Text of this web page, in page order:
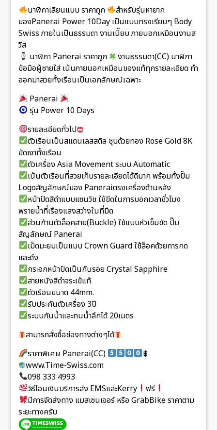
นาฬิกาเลียนแบบ ราคาถูก
สำหรับรุ่นหายาก
ของPanerai Power 10Day เป็นแบบทรงเรียบๆ Body
Swiss ภายในเป็นธรรมดา งานเนี๊ยบ ภายนอกเหมือนงานส
วิส
นาฬิกา Panerai ราคาถูก
งานธรรมดา(CC) นาฬิกา
ข้อมือผู้ชายใส่ เน้นภายนอกเหมือนของแท้ทุกรายละเอียด ทำ
ออกมาสวยทั้งเรือนเป็นเอกลักษณ์เฉพาะ
Panerai
รุ่น Power 10 Days
รายละเอียดทั่วไป
ตัวเรือนเป็นสแตนเลสสติล ชุบด้วยทอง Rose Gold 8K
ขัดเงาทั้งเรือน
ตัวเครื่อง Asia Movement ระบบ Automatic
เน้นตัวเรือนที่สวยเก็บรายละเอียดได้ดีมาก พร้อมทั้งปั๊ม
Logoสัญลักษณ์ของ Paneraiตรงเครื่องด้านหลัง
หน้าปัดสีดำแบบแซนวิช ใช้ขีดในการบอกเวลาชั่วโมง
พรายน้ำที่เรืองแสงสว่างในที่มืด
ส่วนก้านตัวล็อคสาย(Buckle) ใช้แบบหัวเข็มขัด ปั๊ม
สัญลักษณ์ Panerai
เม็ดมะยมเป็นแบบ Crown Guard ใช้ล็อคด้วยการกด
และดึง
กระจกหน้าปัดเป็นกันรอย Crystal Sapphire
สายหนังสีดำจระเข้แท้
ตัวเรือนขนาด 44mm.
รับประกันตัวเครื่อง 3ปี
ระบบกันน้ำและทนน้ำลึกได้ 20เมตร
สามารถสั่งซื้อช่องทางต่างๆได้
ราคาพิเศษ Panerai(CC)
฿
www.Time-Swiss.com
098 333 4993
วิธีโอนเงินบริการส่ง EMSและKerry
ฟรี
มีการจัดส่งทาง แมสเซนเจอร์ หรือ GrabBike ราคาตาม
ระยะทางครับ